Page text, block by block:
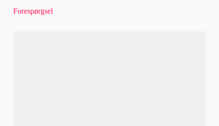
Forespørgsel